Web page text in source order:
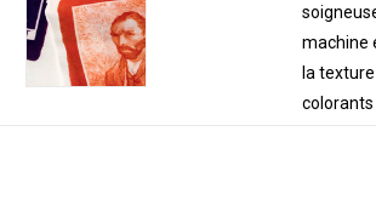
machine
la
colorants